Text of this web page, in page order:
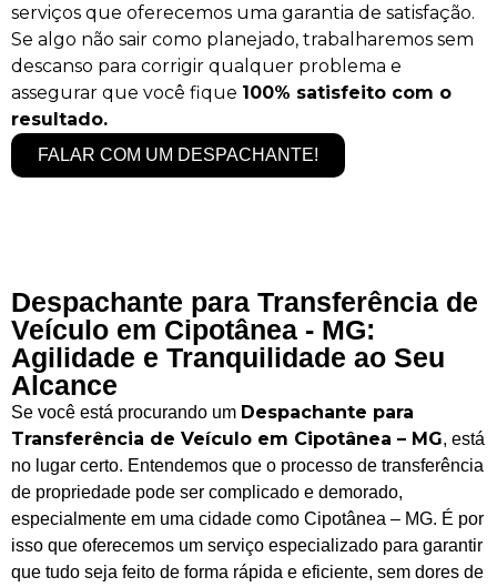
serviços que oferecemos uma garantia de satisfação.
Se algo não sair como planejado, trabalharemos sem
descanso para corrigir qualquer problema e
assegurar que você fique 100% satisfeito com o
resultado.
FALAR COM UM DESPACHANTE!
Despachante para Transferência de
Veículo em Cipotânea - MG:
Agilidade e Tranquilidade ao Seu
Alcance
Se você está procurando um Despachante para
Transferência de Veículo em Cipotânea – MG, está
no lugar certo. Entendemos que o processo de transferência
de propriedade pode ser complicado e demorado,
especialmente em uma cidade como Cipotânea – MG. É por
isso que oferecemos um serviço especializado para garantir
que tudo seja feito de forma rápida e eficiente, sem dores de